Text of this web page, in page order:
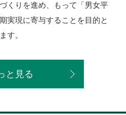
くりを進め、もって「男女平
実現に寄与することを目的と
す。
と見る